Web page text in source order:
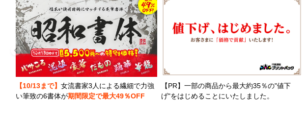
【10/13まで】 女流書家3人による繊細で力強
い筆致の6書体が期間限定で最大49％OFF
【PR】一部の商品から最大約35％の"値下
げ"をはじめることにいたしました。